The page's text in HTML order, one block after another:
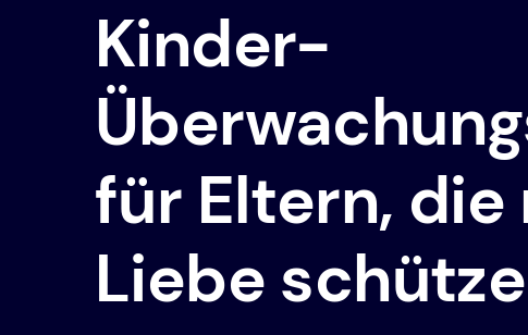
Kinder-
für Eltern,
Liebe